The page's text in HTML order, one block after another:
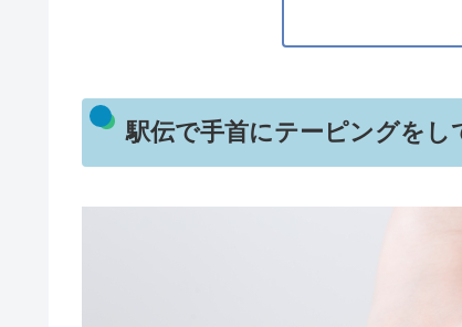
駅伝で手首にテーピングをし